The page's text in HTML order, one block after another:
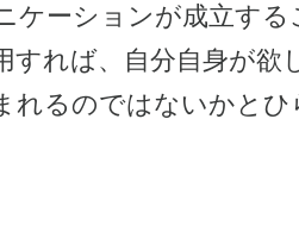
ケーションが成立す
すれば、自分自身が欲
れるのではないかと